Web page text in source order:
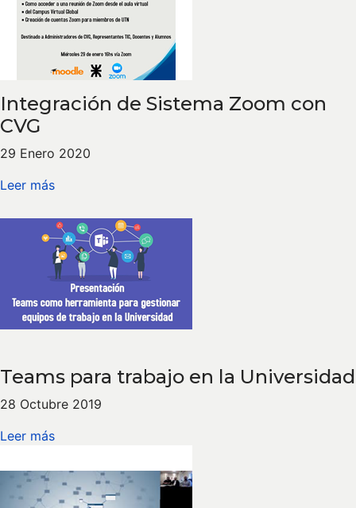
Integración de Sistema Zoom con
CVG
29 Enero 2020
Leer más
Teams para trabajo en la Universidad
28 Octubre 2019
Leer más